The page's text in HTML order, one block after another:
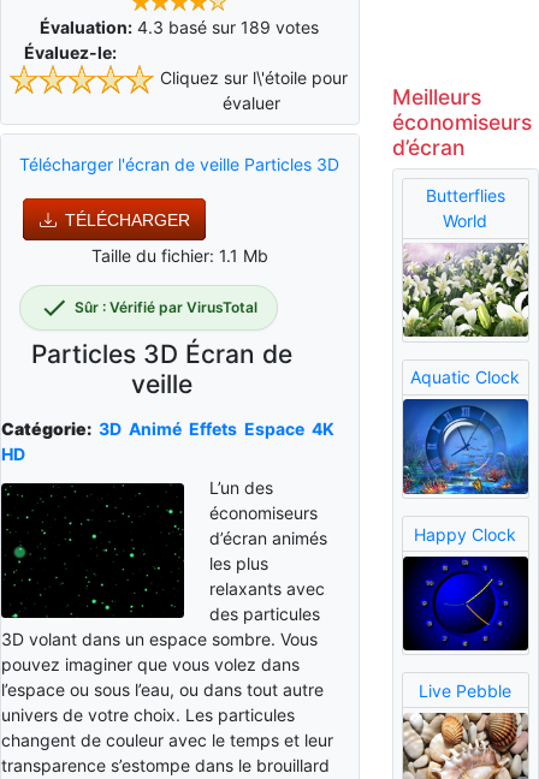
Évaluation: 4.3 basé sur189 votes
Évaluez-le:
Cliquez sur l\'étoile pour
évaluer
Télécharger l'écran de veille Particles 3D
TÉLÉCHARGER
Taille du fichier: 1.1 Mb
Sûr : Vérifié par VirusTotal
Particles 3D Écran de
veille
Catégorie: 3D Animé Effets Espace 4K
HD
L’un des
économiseurs
d’écran animés
les plus
relaxants avec
des particules
3D volant dans un espace sombre. Vous
pouvez imaginer que vous volez dans
l’espace ou sous l’eau, ou dans tout autre
univers de votre choix. Les particules
changent de couleur avec le temps et leur
transparence s’estompe dans le brouillard
Meilleurs
économiseurs
d’écran
Butterflies
World
Aquatic Clock
Happy Clock
Live Pebble